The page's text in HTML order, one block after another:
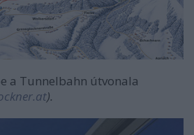
a Tunnelbahn útvonala
).